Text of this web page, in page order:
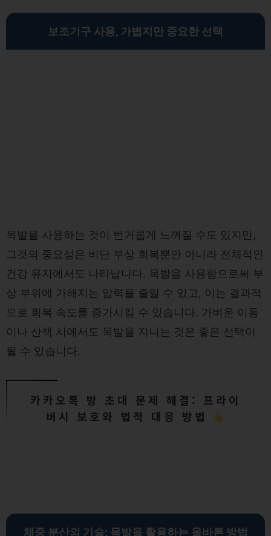
보조기구 사용, 가볍지만 중요한 선택
목발을 사용하는 것이 번거롭게 느껴질 수도 있지만,
그것의 중요성은 비단 부상 회복뿐만 아니라 전체적인
건강 유지에서도 나타납니다. 목발을 사용함으로써 부
상 부위에 가해지는 압력을 줄일 수 있고, 이는 결과적
으로 회복 속도를 증가시킬 수 있습니다. 가벼운 이동
이나 산책 시에서도 목발을 지니는 것은 좋은 선택이
될 수 있습니다.
카카오톡 방 초대 문제 해결: 프라이
버시 보호와 법적 대응 방법
체중 분산의 기술: 목발을 활용하는 올바른 방법